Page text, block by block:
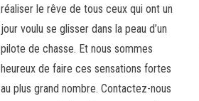
réaliser le rêve de tous ceux qui ont un
jour voulu se glisser dans la peau d’un
pilote de chasse. Et nous sommes
heureux de faire ces sensations fortes
au plus grand nombre. Contactez-nous